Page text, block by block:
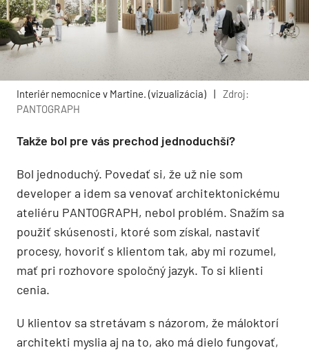
Interiér nemocnice v Martine. (vizualizácia)
Zdroj:
PANTOGRAPH
Takže bol pre vás prechod jednoduchší?
Bol jednoduchý. Povedať si, že už nie som
developer a idem sa venovať architektonickému
ateliéru PANTOGRAPH, nebol problém. Snažím sa
použiť skúsenosti, ktoré som získal, nastaviť
procesy, hovoriť s klientom tak, aby mi rozumel,
mať pri rozhovore spoločný jazyk. To si klienti
cenia.
U klientov sa stretávam s názorom, že máloktorí
architekti myslia aj na to, ako má dielo fungovať,